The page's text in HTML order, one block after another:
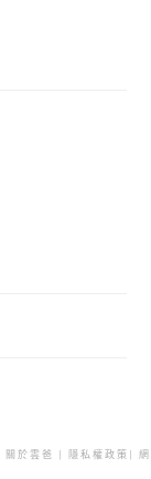
關於雲爸 | 隱私權政策 | 網